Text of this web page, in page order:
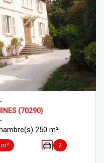
(70290)
Maison 10 pièce(s) 5 chambre(s) 250 m²
2